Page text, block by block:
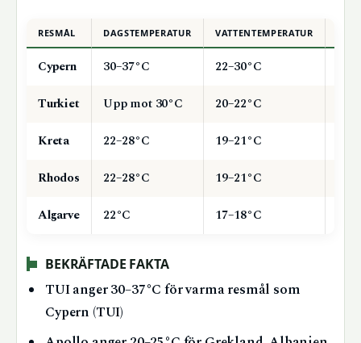
RESMÅL DAGSTEMPERATUR VATTENTEMPERATUR
Cypern 30–37°C 22–30°C
Turkiet
Upp mot 30°C 20–22°C
Kreta
22–28°C 19–21°C
Rhodos
22–28°C 19–21°C
Algarve
22°C 17–18°C
BEKRÄFTADE FAKTA
TUI anger 30–37°C för varma resmål som
Cypern (TUI)